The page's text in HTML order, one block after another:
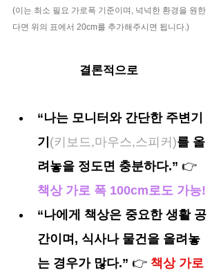
(이는 최소 필요 가로폭 기준이며, 넉넉한 환경을 원한
다면 위의 표에서 20cm를 추가해주시면 됩니다.)
결론적으로
“나는 모니터와 간단한 주변기
기 (키보드,마우스,스피커)를 올
려놓을 정도면 충분하다.” 👉
책상 가로 폭 100cm로도 가능!
“나에게 책상은 중요한 생활 공
간이며, 식사나 물건을 올려놓
는 경우가 많다.” 👉 책상 가로